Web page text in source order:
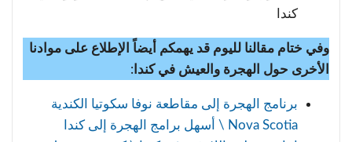
كندا
وفي ختام مقالنا لليوم قد يهمكم أيضاً الإطلاع على موادنا
الأخرى حول الهجرة والعيش في كندا :
برنامج الهجرة إلى مقاطعة نوفا سكوتيا الكندية
Nova Scotia \ أسهل برامج الهجرة إلى كندا